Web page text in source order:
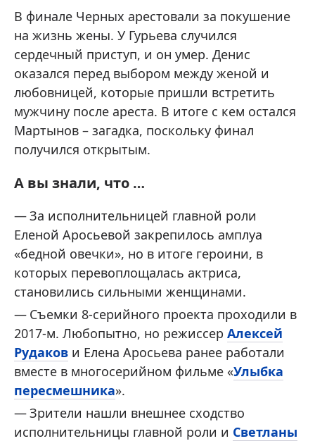
В финале Черных арестовали за покушение
на жизнь жены. У Гурьева случился
сердечный приступ, и он умер. Денис
оказался перед выбором между женой и
любовницей, которые пришли встретить
мужчину после ареста. В итоге с кем остался
Мартынов – загадка, поскольку финал
получился открытым.
А вы знали, что …
За исполнительницей главной роли
Еленой Аросьевой закрепилось амплуа
«бедной овечки», но в итоге героини, в
которых перевоплощалась актриса,
становились сильными женщинами.
Съемки 8-серийного проекта проходили в
2017-м. Любопытно, но режиссер Алексей
Рудаков и Елена Аросьева ранее работали
вместе в многосерийном фильме «Улыбка
пересмешника».
Зрители нашли внешнее сходство
исполнительницы главной роли и Светланы